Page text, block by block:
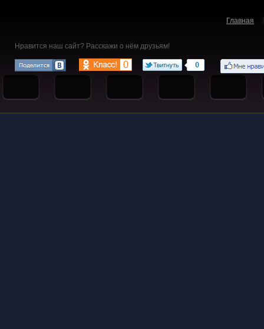
Главная
Нравится наш сайт? Расскажи о нём друзьям!